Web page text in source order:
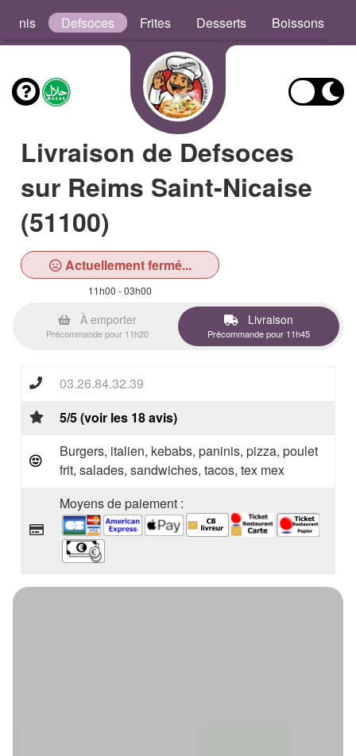
Defsoces Frites Desserts Boissons
Livraison de Defsoces
sur Reims Saint-Nicaise
(51100)
Actuellement fermé...
11h00 - 03h00
À emporter
Précommande pour 11h20
Livraison
Précommande pour 11h45
03.26.84.32.39
5/5 (voir les 18 avis)
Burgers, italien, kebabs, paninis, pizza, poulet
frit, salades, sandwiches, tacos, tex mex
Moyens de paiement :